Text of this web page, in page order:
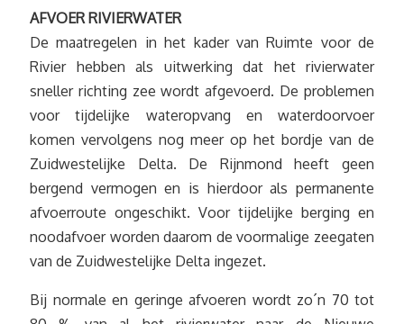
AFVOER RIVIERWATER
De maatregelen in het kader van Ruimte voor de
Rivier hebben als uitwerking dat het rivierwater
sneller richting zee wordt afgevoerd. De problemen
voor tijdelijke wateropvang en waterdoorvoer
komen vervolgens nog meer op het bordje van de
Zuidwestelijke Delta. De Rijnmond heeft geen
bergend vermogen en is hierdoor als permanente
afvoerroute ongeschikt. Voor tijdelijke berging en
noodafvoer worden daarom de voormalige zeegaten
van de Zuidwestelijke Delta ingezet.
Bij normale en geringe afvoeren wordt zo´n 70 tot